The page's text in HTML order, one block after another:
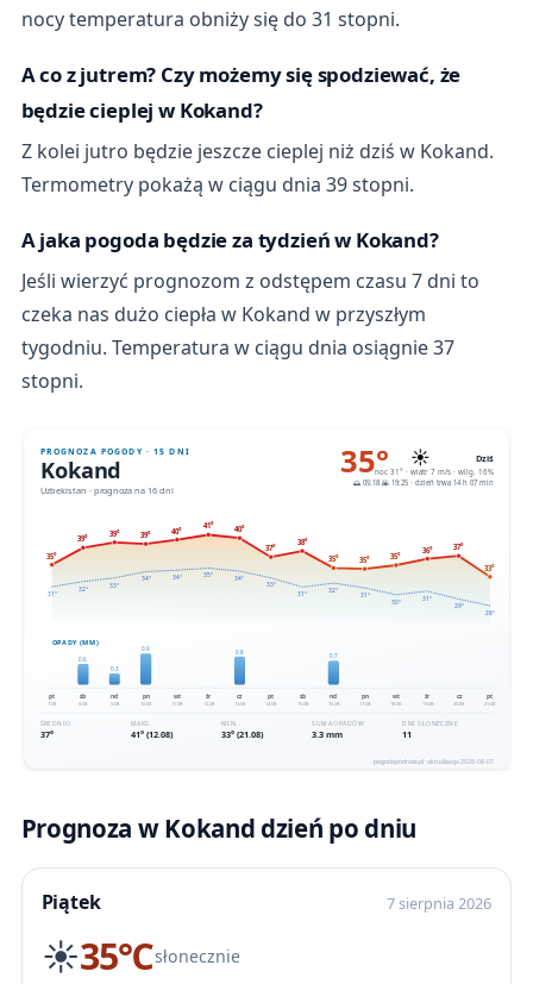
nocy temperatura obniży się do 31 stopni.
A co z jutrem? Czy możemy się spodziewać, że
będzie cieplej w Kokand?
Z kolei jutro będzie jeszcze cieplej niż dziś w Kokand.
Termometry pokażą w ciągu dnia 39 stopni.
A jaka pogoda będzie za tydzień w Kokand?
Jeśli wierzyć prognozom z odstępem czasu 7 dni to
czeka nas dużo ciepła w Kokand w przyszłym
tygodniu. Temperatura w ciągu dnia osiągnie 37
stopni.
Prognoza w Kokand dzień po dniu
Piątek 7 sierpnia 2026
☀️35℃słonecznie